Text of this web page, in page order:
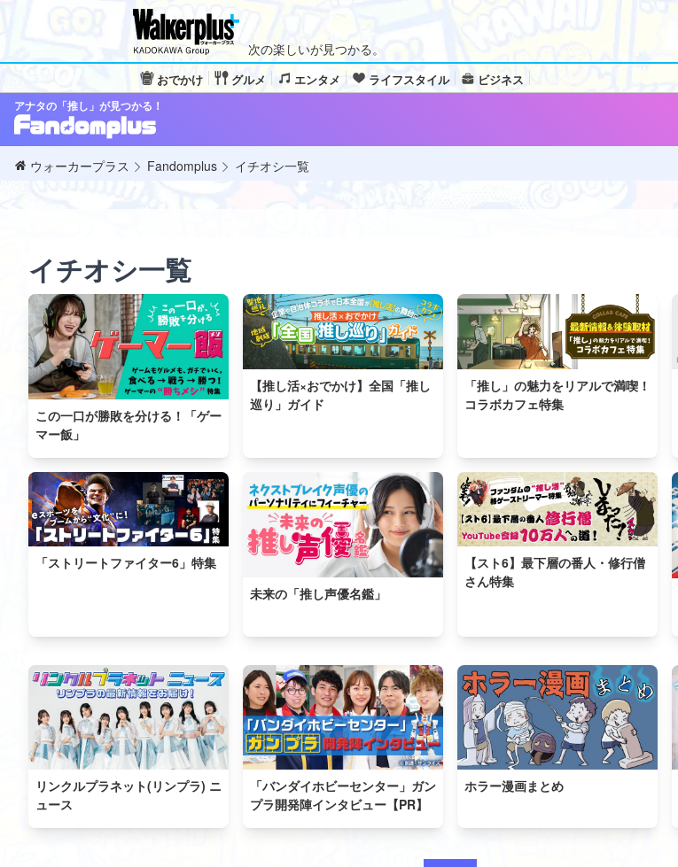
次の楽しいが見つかる。
おでかけ グルメ エンタメ ライフスタイル ビジネス
アナタの「推し」が見つかる！
ウォーカープラス Fandomplus イチオシ一覧
イチオシ一覧
この一口が勝敗を分ける！「ゲー
マー飯」
【推し活×おでかけ】全国「推し
巡り」ガイド
「推し」の魅力をリアルで満喫！
コラボカフェ特集
「ストリートファイター6」特集
未来の「推し声優名鑑」
【スト6】最下層の番人・修行僧
さん特集
リンクルプラネット(リンプラ) ニ
ュース
「バンダイホビーセンター」ガン
プラ開発陣インタビュー【PR】
ホラー漫画まとめ